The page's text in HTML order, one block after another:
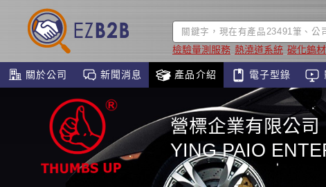
檢驗量測服務 熱澆道系統 碳化鎢
關於公司 新聞消息 產品介紹 電子型錄
營標企業有限公司
YING PAIO